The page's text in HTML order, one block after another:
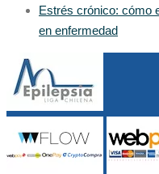
Estrés crónico: cómo
en enfermedad